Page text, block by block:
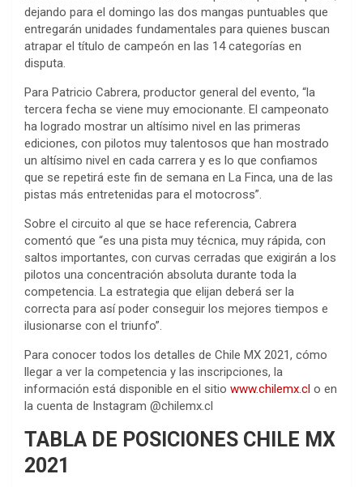
dejando para el domingo las dos mangas puntuables que
entregarán unidades fundamentales para quienes buscan
atrapar el título de campeón en las 14 categorías en
disputa.
Para Patricio Cabrera, productor general del evento, “la
tercera fecha se viene muy emocionante. El campeonato
ha logrado mostrar un altísimo nivel en las primeras
ediciones, con pilotos muy talentosos que han mostrado
un altísimo nivel en cada carrera y es lo que confiamos
que se repetirá este fin de semana en La Finca, una de las
pistas más entretenidas para el motocross”.
Sobre el circuito al que se hace referencia, Cabrera
comentó que “es una pista muy técnica, muy rápida, con
saltos importantes, con curvas cerradas que exigirán a los
pilotos una concentración absoluta durante toda la
competencia. La estrategia que elijan deberá ser la
correcta para así poder conseguir los mejores tiempos e
ilusionarse con el triunfo”.
Para conocer todos los detalles de Chile MX 2021, cómo
llegar a ver la competencia y las inscripciones, la
información está disponible en el sitio www.chilemx.cl o en
la cuenta de Instagram @chilemx.cl
TABLA DE POSICIONES CHILE MX
2021